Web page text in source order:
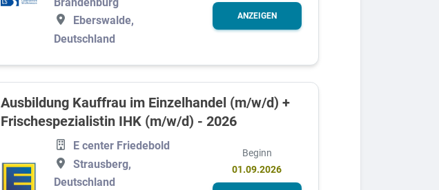
Eberswalde,
Deutschland
ANZEIGEN
Ausbildung Kauffrau im Einzelhandel (m/w/d) +
Frischespezialistin IHK (m/w/d) - 2026
E center Friedebold
Strausberg,
Deutschland
Beginn
01.09.2026